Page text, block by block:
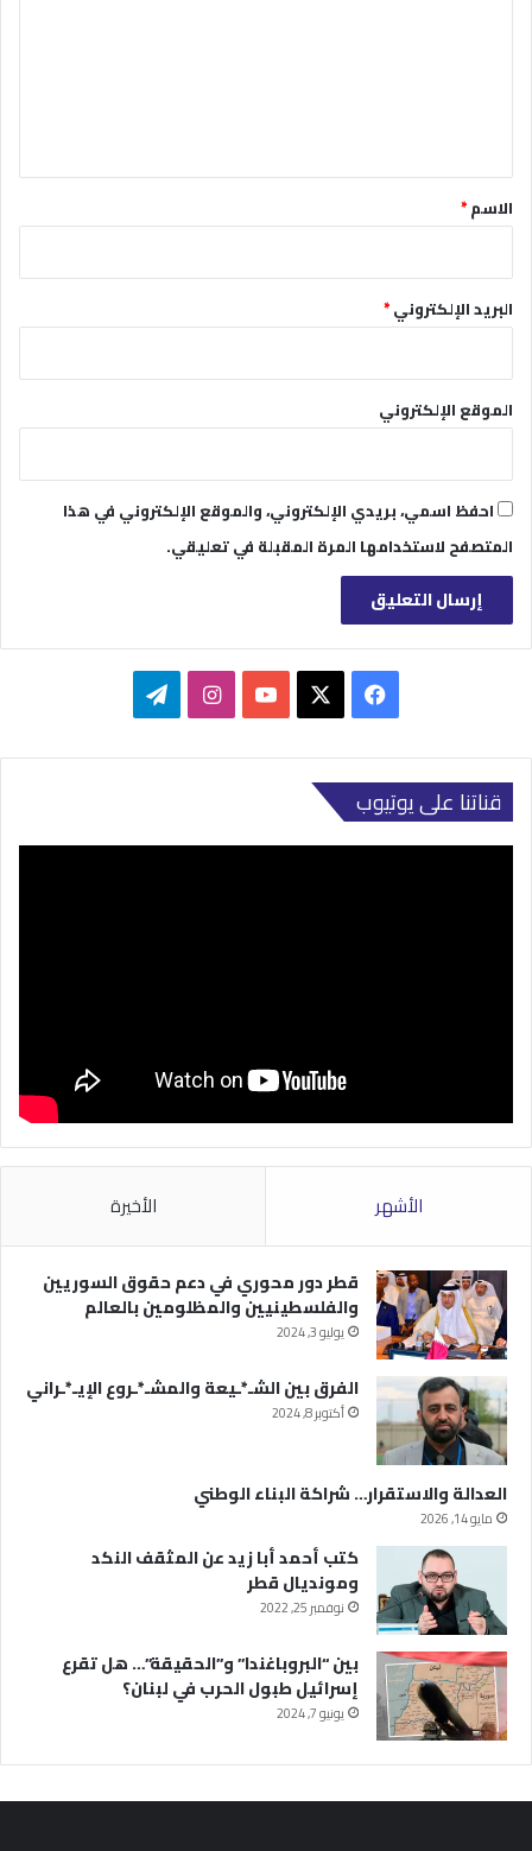
*الاسم*
البريد الإلكتروني*
الموقع الإلكتروني
احفظ اسمي، بريدي الإلكتروني، والموقع الإلكتروني في هذا
المتصفح لاستخدامها المرة المقبلة في تعليقي.
فيسبوك ‫YouTubeانستقرامتيلقرام
قناتنا على يوتيوب
الأشهر الأخيرة
قطر دور محوري في دعم حقوق السوريين
والفلسطينيين والمظلومين بالعالم
يوليو 3, 2024
الفرق بين الشـ*ـيعة والمشـ*ـروع الإيـ*ـراني
أكتوبر 8, 2024
العدالة والاستقرار… شراكة البناء الوطني
مايو 14, 2026
كتب أحمد أبا زيد عن المثقف النكد
ومونديال قطر
نوفمبر 25, 2022
بين “البروباغندا” و”الحقيقة”… هل تقرع
إسرائيل طبول الحرب في لبنان؟
يونيو 7, 2024